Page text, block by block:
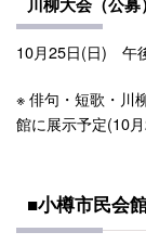
10月25日(日) 午
※ 俳句・短歌・川
館に展示予定(10
■小樽市民会